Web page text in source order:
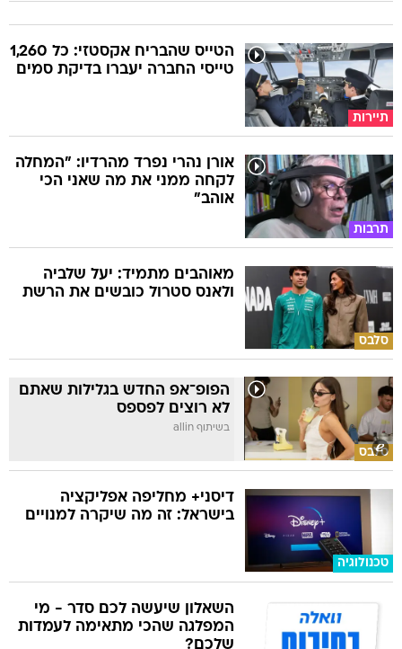
תיירות
הטייס שהבריח אקסטזי: כל 1,260
טייסי החברה יעברו בדיקת סמים
תרבות
אורן נהרי נפרד מהרדיו: "המחלה
לקחה ממני את מה שאני הכי
אוהב"
סלבס
מאוהבים מתמיד: יעל שלביה
ולאנס סטרול כובשים את הרשת
סלבס
הפופ־אפ החדש בגלילות שאתם
לא רוצים לפספס
בשיתוף allin
טכנולוגיה
דיסני+ מחליפה אפליקציה
בישראל: זה מה שיקרה למנויים
השאלון שיעשה לכם סדר - מי
המפלגה שהכי מתאימה לעמדות
שלכם?